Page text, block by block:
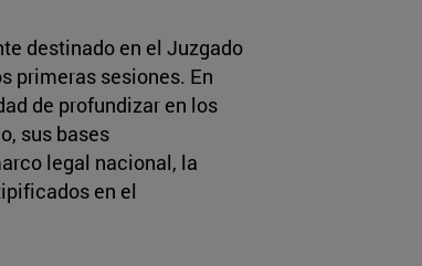
destinado en el Juzgado
primeras sesiones. En
de profundizar en los
sus bases
legal nacional, la
en el